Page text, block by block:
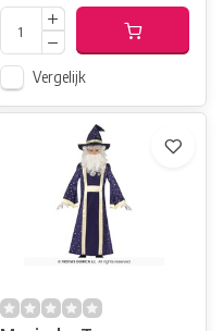
Vergelijk